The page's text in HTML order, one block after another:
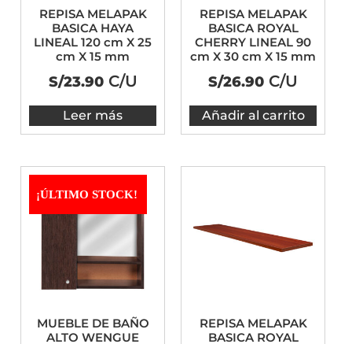
REPISA MELAPAK
BASICA HAYA
LINEAL 120 cm X 25
cm X 15 mm
S/23.90C/U
Leer más
REPISA MELAPAK
BASICA ROYAL
CHERRY LINEAL 90
cm X 30 cm X 15 mm
S/26.90 C/U
Añadir al carrito
¡ÚLTIMO STOCK!
MUEBLE DE BAÑO
ALTO WENGUE
REPISA MELAPAK
BASICA ROYAL